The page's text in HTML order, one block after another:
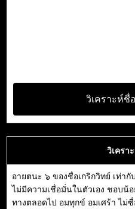
วิเคราะห์ชื่
วิเครา
อายตนะ ๖ ของชื่อเกริกวิทย์ เท่า
ไม่มีความเชื่อมั่นในตัวเอง ชอบน้
ทางตลอดไป อมทุกข์ อมเศร้า ไม่